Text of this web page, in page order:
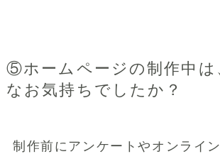
⑤ホームページの制作中は
なお気持ちでしたか？
制作前にアンケートやオンライ